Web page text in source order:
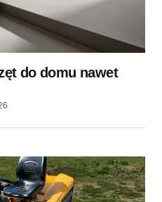
w tej przeglądarce podczas
do domu nawet